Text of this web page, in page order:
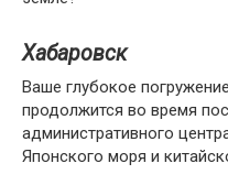
Хабаровск
Ваше глубокое
продолжится во время
административного
Японского моря и